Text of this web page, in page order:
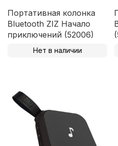
Портативная колонка
Bluetooth ZIZ Начало
приключений (52006)
Нет в наличии